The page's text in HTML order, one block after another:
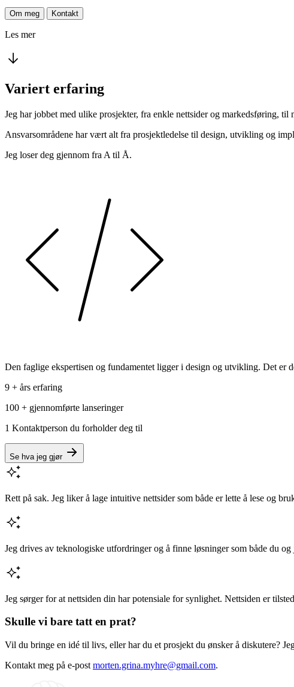
Om meg Kontakt
Les mer
Variert erfaring
Jeg har jobbet med ulike prosjekter, fra enkle nettsider og markedsføring, til
Ansvarsområdene har vært alt fra prosjektledelse til design, utvikling og
Jeg loser deg gjennom fra A til Å.
Den faglige ekspertisen og fundamentet ligger i design og utvikling. Det er
9 + års erfaring
100 + gjennomførte lanseringer
1 Kontaktperson du forholder deg til
Se hva jeg gjør
Rett på sak. Jeg liker å lage intuitive nettsider som både er lette å lese og
Jeg drives av teknologiske utfordringer og å finne løsninger som både du
Jeg sørger for at nettsiden din har potensiale for synlighet. Nettsiden er
Skulle vi bare tatt en prat?
Vil du bringe en idé til livs, eller har du et prosjekt du ønsker å diskutere?
Kontakt meg på e-post morten.grina.myhre@gmail.com.